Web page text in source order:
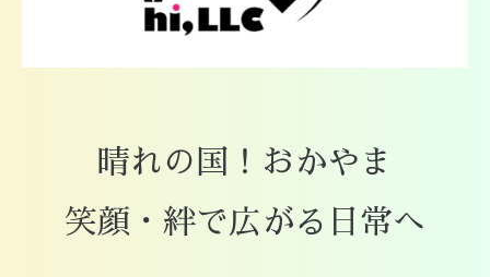
晴れの国！おかやま
笑顔・絆で広がる日常へ